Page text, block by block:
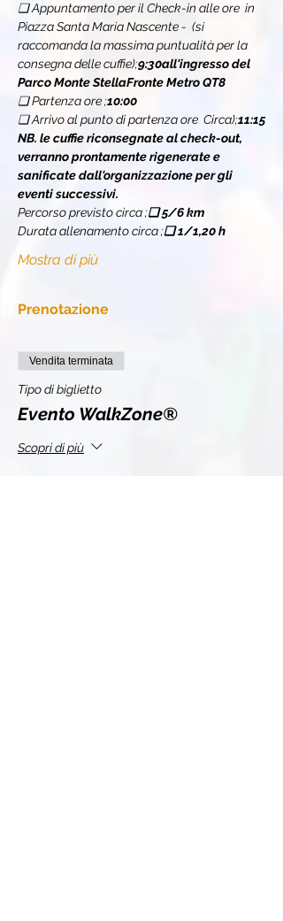
❏ Appuntamento per il Check-in alle ore in
Piazza Santa Maria Nascente - (si
raccomanda la massima puntualità per la
consegna delle cuffie);9:30all'ingresso del
Parco Monte StellaFronte Metro QT8
❏ Partenza ore ;10:00
❏ Arrivo al punto di partenza ore Circa);11:15
NB. le cuffie riconsegnate al check-out,
verranno prontamente rigenerate e
sanificate dall'organizzazione per gli
eventi successivi.
Percorso previsto circa ;❏ 5/6 km
Durata allenamento circa ;❏ 1/1,20 h
Mostra di più
Prenotazione
Vendita terminata
Tipo di biglietto
Evento WalkZone®
Scopri di più